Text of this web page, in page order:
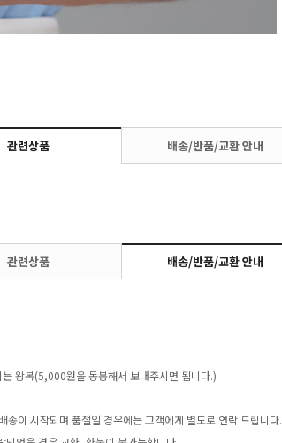
관련상품 배송/반품/교환 안내
관련상품 배송/반품/교환 안내
왕복(5,000원을 동봉해서 보내주시면 됩니다.)
송이 시작되며 품절일 경우에는 고객에게 별도로 연락 드립니다.